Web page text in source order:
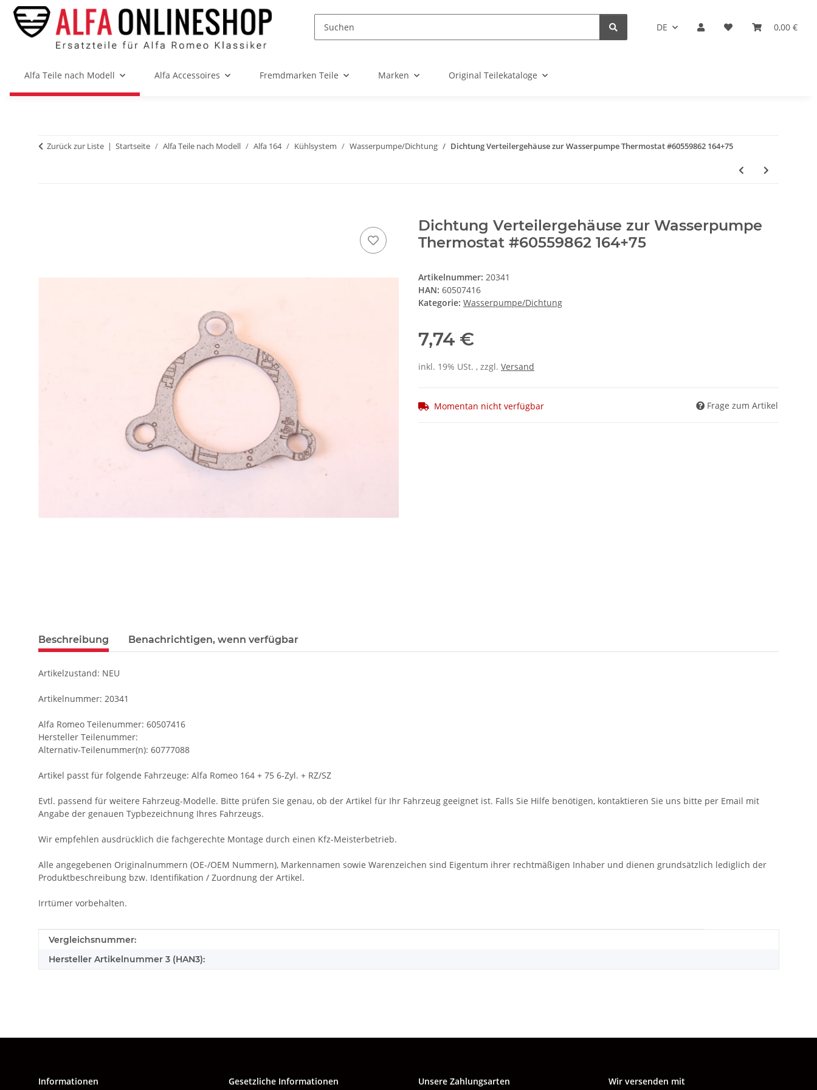
DE 0,00 €
Alfa Teile nach Modell Alfa Accessoires Fremdmarken Teile Marken Original Teilekataloge
Zurück zur Liste Startseite Alfa Teile nach Modell Alfa 164 Kühlsystem Wasserpumpe/Dichtung Dichtung Verteilergehäuse zur Wasserpumpe Thermostat #60559862 164+75
Dichtung Verteilergehäuse zur Wasserpumpe
Thermostat #60559862 164+75
Artikelnummer: 20341
HAN: 60507416
Kategorie: Wasserpumpe/Dichtung
7,74 €
inkl. 19% USt. , zzgl. Versand
Momentan nicht verfügbar Frage zum Artikel
Beschreibung Benachrichtigen, wenn verfügbar
Artikelzustand: NEU
Artikelnummer: 20341
Alfa Romeo Teilenummer: 60507416
Hersteller Teilenummer:
Alternativ-Teilenummer(n): 60777088
Artikel passt für folgende Fahrzeuge: Alfa Romeo 164 + 75 6-Zyl. + RZ/SZ
Evtl. passend für weitere Fahrzeug-Modelle. Bitte prüfen Sie genau, ob der Artikel für Ihr Fahrzeug geeignet ist. Falls Sie Hilfe benötigen, kontaktieren Sie uns bitte per Email mit
Angabe der genauen Typbezeichnung Ihres Fahrzeugs.
Wir empfehlen ausdrücklich die fachgerechte Montage durch einen Kfz-Meisterbetrieb.
Alle angegebenen Originalnummern (OE-/OEM Nummern), Markennamen sowie Warenzeichen sind Eigentum ihrer rechtmäßigen Inhaber und dienen grundsätzlich lediglich der
Produktbeschreibung bzw. Identifikation / Zuordnung der Artikel.
Irrtümer vorbehalten.
Produkteigenschaft
Wert
Vergleichsnummer:
Hersteller Artikelnummer 3 (HAN3):
Informationen Gesetzliche Informationen Unsere Zahlungsarten Wir versenden mit